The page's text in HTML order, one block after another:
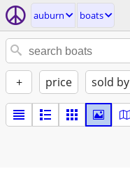
auburn boats
+ price sold by